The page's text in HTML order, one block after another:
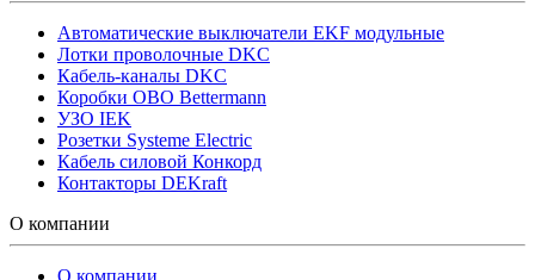
Автоматические выключатели EKF модульные
Лотки проволочные DKC
Кабель-каналы DKC
Коробки OBO Bettermann
УЗО IEK
Розетки Systeme Electric
Кабель силовой Конкорд
Контакторы DEKraft
О компании
О компании